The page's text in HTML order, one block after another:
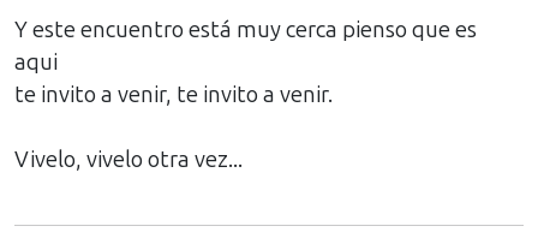
Y este encuentro está muy cerca pienso que es
aqui
te invito a venir, te invito a venir.
Vivelo, vivelo otra vez...